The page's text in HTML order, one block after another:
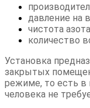
давление на
чистота
количество
Установка
закрытых
режиме, то есть в
человека не